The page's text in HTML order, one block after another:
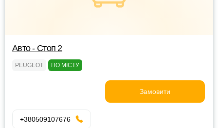
Авто - Стоп 2
PEUGEOT ПО МІСТУ
Замовити
+380509107676